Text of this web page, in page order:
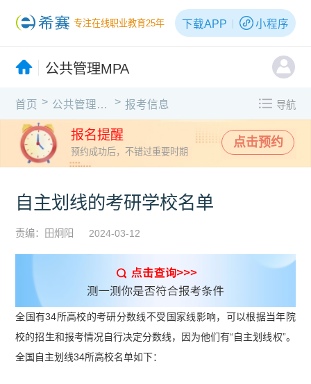
专注在线职业教育25年 下载APP 小程序
公共管理MPA
首页 > 公共管理MPA > 报考信息 导航
报名提醒
预约成功后，不错过重要时期
点击预约
自主划线的考研学校名单
责编：田炯阳 2024-03-12
全国有34所高校的考研分数线不受国家线影响，可以根据当年院
校的招生和报考情况自行决定分数线，因为他们有“自主划线权”。
全国自主划线34所高校名单如下：